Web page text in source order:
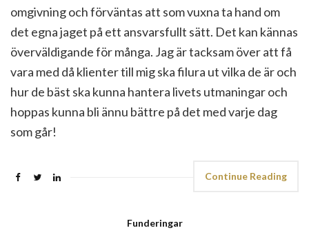
omgivning och förväntas att som vuxna ta hand om
det egna jaget på ett ansvarsfullt sätt. Det kan kännas
överväldigande för många. Jag är tacksam över att få
vara med då klienter till mig ska filura ut vilka de är och
hur de bäst ska kunna hantera livets utmaningar och
hoppas kunna bli ännu bättre på det med varje dag
som går!
Continue Reading
Funderingar